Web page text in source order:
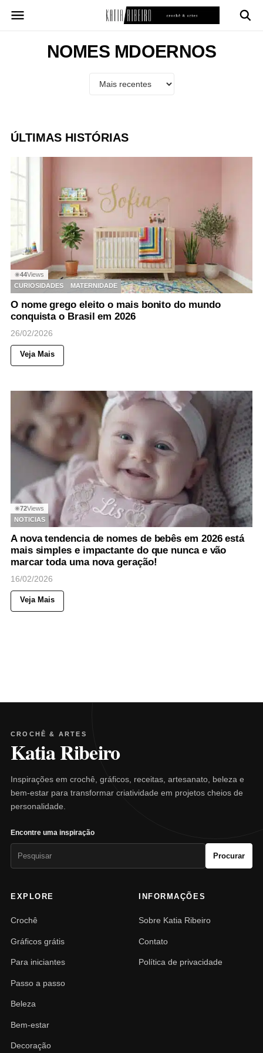
para
NOMES MDOERNOS
ÚLTIMAS HISTÓRIAS
◉44Views
CURIOSIDADES
MATERNIDADE
O nome grego eleito o mais bonito do mundo
conquista o Brasil em 2026
26/02/2026
Veja Mais
◉72Views
NOTICIAS
A nova tendencia de nomes de bebês em 2026 está
mais simples e impactante do que nunca e vão
marcar toda uma nova geração!
16/02/2026
Veja Mais
CROCHÊ & ARTES
Katia Ribeiro
Inspirações em crochê, gráficos, receitas, artesanato, beleza e
bem-estar para transformar criatividade em projetos cheios de
personalidade.
Encontre uma inspiração
Procurar
EXPLORE
Crochê
Gráficos grátis
Para iniciantes
Passo a passo
Beleza
Bem-estar
Decoração
INFORMAÇÕES
Sobre Katia Ribeiro
Contato
Política de privacidade